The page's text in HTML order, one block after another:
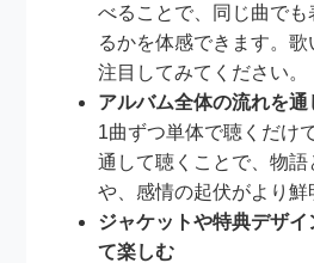
べることで、同じ曲で
るかを体感できます。
注目してみてください。
アルバム全体の流れを通
1曲ずつ単体で聴くだけ
通して聴くことで、物語
や、感情の起伏がより鮮
ジャケットや特典デザ
て楽しむ